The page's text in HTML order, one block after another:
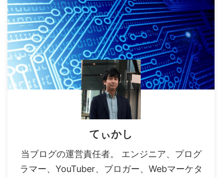
てぃかし
当ブログの運営責任者。 エンジニア、プログ
ラマー、YouTuber、ブロガー、Webマーケタ